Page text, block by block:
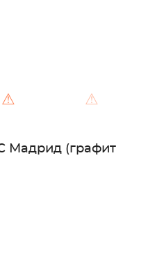
⚠ ⚠
Мадрид (графит